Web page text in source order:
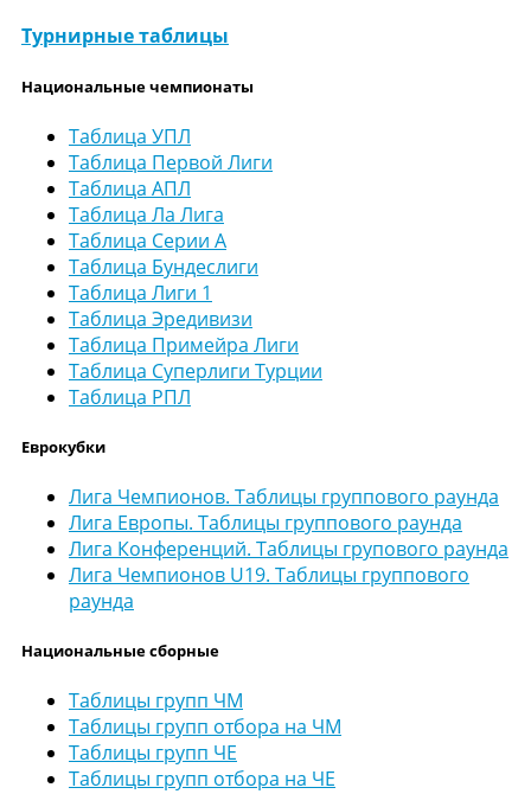
Турнирные таблицы
Национальные чемпионаты
Таблица УПЛ
Таблица Первой Лиги
Таблица АПЛ
Таблица Ла Лига
Таблица Серии А
Таблица Бундеслиги
Таблица Лиги 1
Таблица Эредивизи
Таблица Примейра Лиги
Таблица Суперлиги Турции
Таблица РПЛ
Еврокубки
Лига Чемпионов. Таблицы группового раунда
Лига Европы. Таблицы группового раунда
Лига Конференций. Таблицы групового раунда
Лига Чемпионов U19. Таблицы группового
раунда
Национальные сборные
Таблицы групп ЧМ
Таблицы групп отбора на ЧМ
Таблицы групп ЧЕ
Таблицы групп отбора на ЧЕ